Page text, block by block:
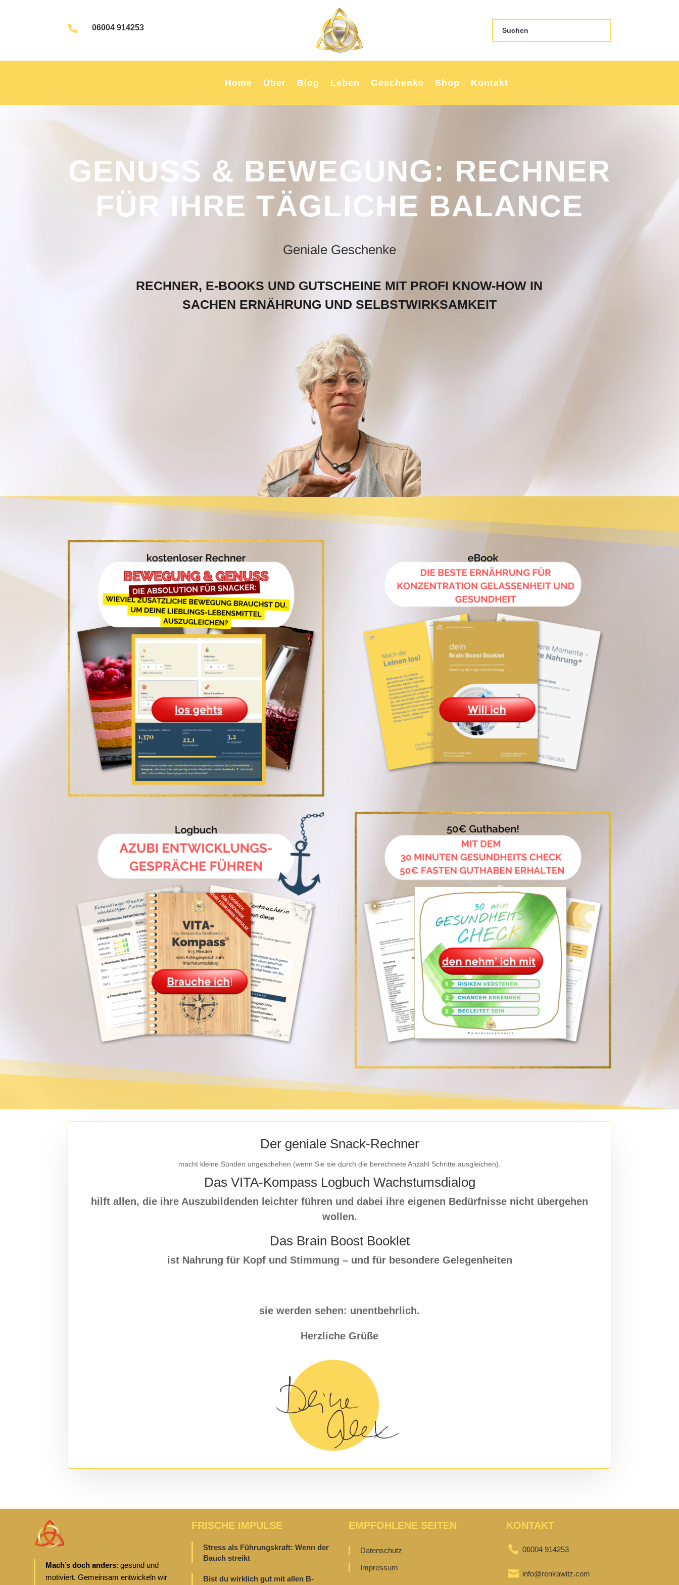
 06004 914253
Home Über Blog Leben Geschenke Shop Kontakt
GENUSS & BEWEGUNG: RECHNER
FÜR IHRE TÄGLICHE BALANCE
Geniale Geschenke
RECHNER, E-BOOKS UND GUTSCHEINE MIT PROFI KNOW-HOW IN
SACHEN ERNÄHRUNG UND SELBSTWIRKSAMKEIT
Der geniale Snack-Rechner
macht kleine Sünden ungeschehen (wenn Sie sie durch die berechnete Anzahl Schritte ausgleichen).
Das VITA-Kompass Logbuch Wachstumsdialog
hilft allen, die ihre Auszubildenden leichter führen und dabei ihre eigenen Bedürfnisse nicht übergehen
wollen.
Das Brain Boost Booklet
ist Nahrung für Kopf und Stimmung – und für besondere Gelegenheiten
sie werden sehen: unentbehrlich.
Herzliche Grüße
Mach’s doch anders: gesund und
motiviert. Gemeinsam entwickeln wir
FRISCHE IMPULSE
Stress als Führungskraft: Wenn der
Bauch streikt
Bist du wirklich gut mit allen B-
EMPFOHLENE SEITEN
Datenschutz
Impressum
KONTAKT
 06004 914253
 info@renkawitz.com